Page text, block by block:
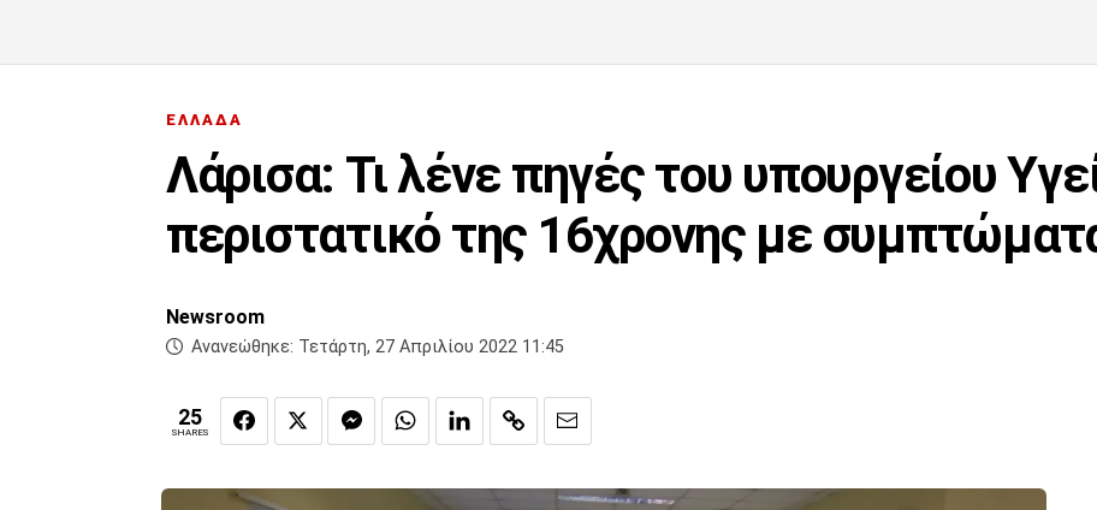
ΕΛΛΑΔΑ
Λάρισα: Τι λένε πηγές του υπουργείου
περιστατικό της 16χρονης με
Newsroom
Ανανεώθηκε: Τετάρτη, 27 Απριλίου 2022 11:45
25
SHARES